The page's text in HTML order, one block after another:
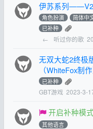
伊苏系列
角色扮演 简体中
已补种
← 听过你的歌
无双大蛇2终极
（WhiteFox制作
已补种
GBT游戏 2023-3-
开启补种模式
其他语言